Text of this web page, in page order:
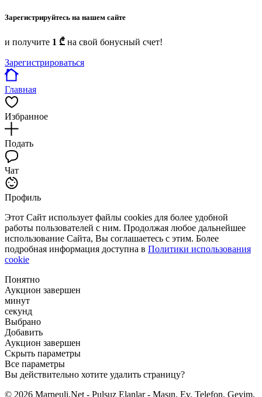
Зарегистрируйтесь на нашем сайте
и получите 1 ₾ на свой бонусный счет!
Зарегистрироваться
Главная
Избранное
Подать
Чат
Профиль
Этот Сайт использует файлы cookies для более удобной
работы пользователей с ним. Продолжая любое дальнейшее
использование Сайта, Вы соглашаетесь с этим. Более
подробная информация доступна в Политики использования
cookie
Понятно
Аукцион завершен
минут
секунд
Выбрано
Добавить
Аукцион завершен
Скрыть параметры
Все параметры
Вы действительно хотите удалить страницу?
© 2026 Marneuli.Net - Pulsuz Elanlar - Maşın, Ev, Telefon, Geyim,